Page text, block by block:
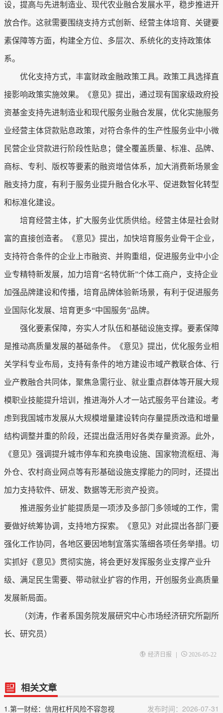
设，提高与先进制造业、现代农业融合发展水平，稳步推进开
放合作。这就需要围绕支持方式创新、经营主体培育、关键要
素保障等方面，构建全方位、多层次、系统化的支持政策体
系。
优化支持方式，丰富财政金融政策工具。政策工具选择直
接影响政策实施效果。《意见》提出，通过现有国家级政府投
资基金支持先进制造业和现代服务业融合发展，优化实施服务
业经营主体贷款贴息政策，对符合条件的生产性服务业中小微
民营企业贷款进行阶段性贴息；健全覆盖质量、标准、品牌、
商标、专利、版权等要素的融资增信体系，加大消费新场景金
融支持力度，有利于服务业提升融合化水平、促进数智化转型
和标准化建设。
培育经营主体，扩大服务业优质供给。经营主体是社会财
富的直接创造者。《意见》提出，加快培育服务业骨干企业，
支持符合条件的企业上市融资、并购重组，促进服务业中小企
业专精特新发展，加力培育“名特优新”个体工商户，支持企业
加强品牌建设和传播，培育品牌体验新场景，有利于促进服务
业国际化发展、培育更多“中国服务”品牌。
强化要素保障，夯实人才队伍和基础设施支撑。要素保障
是推动高质量发展的基础条件。《意见》提出，优化服务业相
关学科专业布局，支持有条件的地方建设市域产教联合体、行
业产教融合共同体，聚焦急需行业、就业重点群体等开展大规
模职业技能提升培训，推进海外人才一站式服务平台建设。考
虑到我国城市发展从大规模增量建设转向存量提质改造和增量
结构调整并重的阶段，还提出盘活用好各类存量资源。此外，
《意见》强调提升城市停车和充换电设施、国家物流枢纽、海
外仓、农村商业网点等有形基础设施支撑能力的同时，还提出
加力支持软件、研发、数据等无形资产投资。
推进服务业扩能提质是一项涉及多部门多领域的工作，需
要做好统筹协调，支持地方探索。《意见》对此提出各部门要
强化工作协同，各地区要因地制宜落实落细各项任务举措。切
实抓好《意见》贯彻实施，将会更好发挥服务业支撑产业升
级、满足民生需要、带动就业扩容的作用，开创服务业高质量
发展新局面。
（刘涛，作者系国务院发展研究中心市场经济研究所副所
长、研究员）
经济日报 | 2026-05-22
相关文章
1.第一财经：信用杠杆风险不容忽视 发布时间：2026-07-31